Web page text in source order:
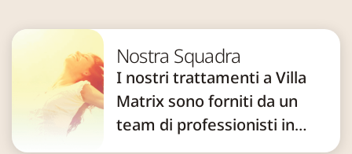
Nostra Squadra
I nostri trattamenti a Villa
Matrix sono forniti da un
team di professionisti in
loco esperti in varie